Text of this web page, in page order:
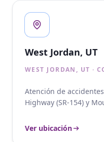
West Jordan, UT
WEST JORDAN, UT ·
Atención de
Highway (SR-154) y
Ver ubicación